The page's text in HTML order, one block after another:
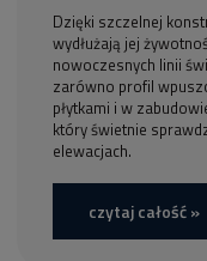
Dzięki szczelnej
wydłużają jej
nowoczesnych linii
zarówno profil
płytkami i w
który świetnie
elewacjach.
czytaj całość »